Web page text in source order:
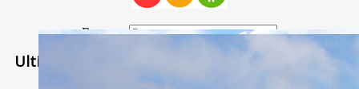
Buscar...
Ultimas Noticias